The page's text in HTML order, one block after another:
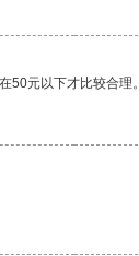
50元以下才比较合理。